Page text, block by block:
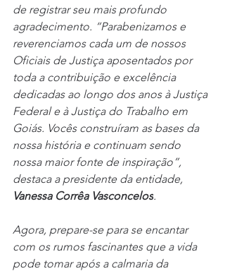
de registrar seu mais profundo
agradecimento. “Parabenizamos e
reverenciamos cada um de nossos
Oficiais de Justiça aposentados por
toda a contribuição e excelência
dedicadas ao longo dos anos à Justiça
Federal e à Justiça do Trabalho em
Goiás. Vocês construíram as bases da
nossa história e continuam sendo
nossa maior fonte de inspiração”,
destaca a presidente da entidade,
Vanessa Corrêa Vasconcelos.
Agora, prepare-se para se encantar
com os rumos fascinantes que a vida
pode tomar após a calmaria da